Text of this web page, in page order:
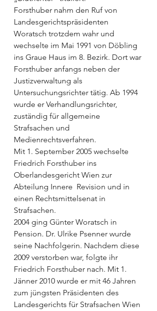
Forsthuber nahm den Ruf von
Landesgerichtspräsidenten
Woratsch trotzdem wahr und
wechselte im Mai 1991 von Döbling
ins Graue Haus im 8. Bezirk. Dort war
Forsthuber anfangs neben der
Justizverwaltung als
Untersuchungsrichter tätig. Ab 1994
wurde er Verhandlungsrichter,
zuständig für allgemeine
Strafsachen und
Medienrechtsverfahren.
Mit 1. September 2005 wechselte
Friedrich Forsthuber ins
Oberlandesgericht Wien zur
Abteilung Innere  Revision und in
einen Rechtsmittelsenat in
Strafsachen.
2004 ging Günter Woratsch in
Pension. Dr. Ulrike Psenner wurde
seine Nachfolgerin. Nachdem diese
2009 verstorben war, folgte ihr
Friedrich Forsthuber nach. Mit 1.
Jänner 2010 wurde er mit 46 Jahren
zum jüngsten Präsidenten des
Landesgerichts für Strafsachen Wien